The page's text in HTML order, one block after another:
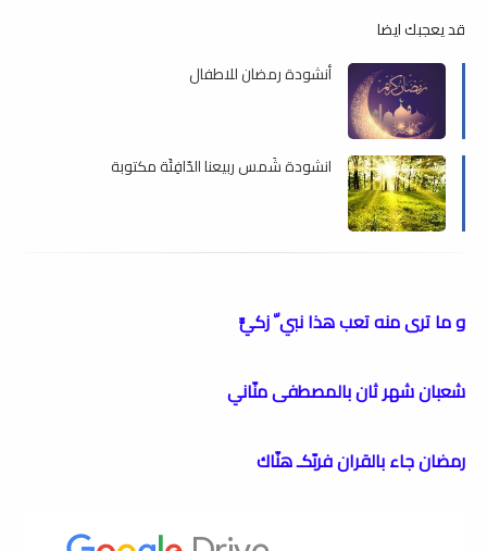
قد يعجبك ايضا
أنشودة رمضان للاطفال
انشودة شَمس ربيعنا الدّافِئَة مكتوبة
و ما ترى منه تعب هذا نبي ّ زكيّّ
شعبان شهر ثان بالمصطفى منّاني
رمضان جاء بالقران فربّكـ هنّاك